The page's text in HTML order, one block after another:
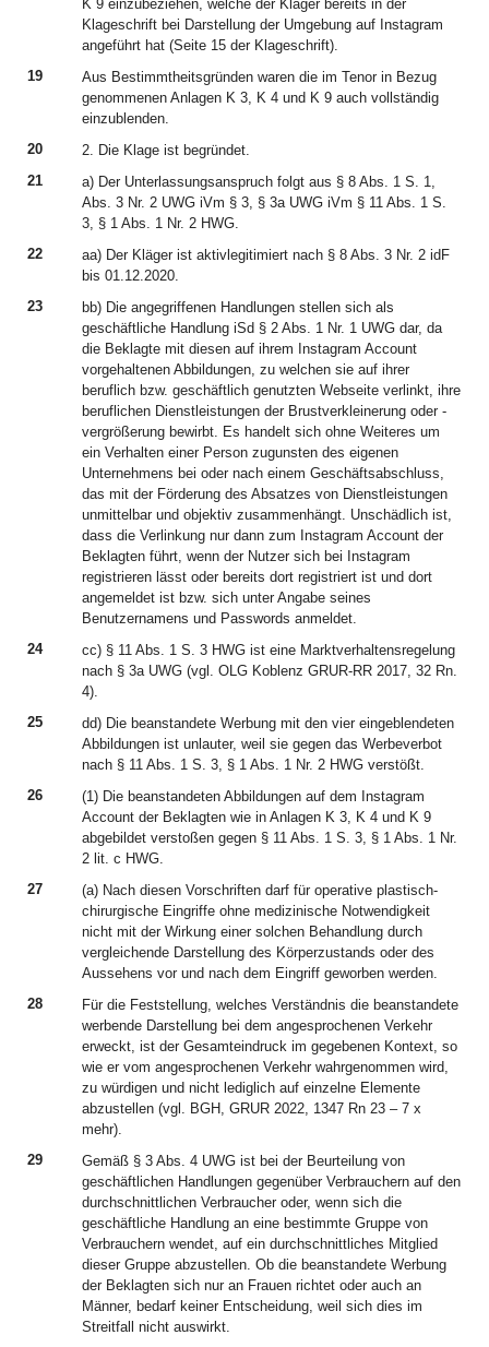
K 9 einzubeziehen, welche der Kläger bereits in der
Klageschrift bei Darstellung der Umgebung auf Instagram
angeführt hat (Seite 15 der Klageschrift).
19
Aus Bestimmtheitsgründen waren die im Tenor in Bezug
genommenen Anlagen K 3, K 4 und K 9 auch vollständig
einzublenden.
20
2. Die Klage ist begründet.
21
a) Der Unterlassungsanspruch folgt aus § 8 Abs. 1 S. 1,
Abs. 3 Nr. 2 UWG iVm § 3, § 3a UWG iVm § 11 Abs. 1 S.
3, § 1 Abs. 1 Nr. 2 HWG.
22
aa) Der Kläger ist aktivlegitimiert nach § 8 Abs. 3 Nr. 2 idF
bis 01.12.2020.
23
bb) Die angegriffenen Handlungen stellen sich als
geschäftliche Handlung iSd § 2 Abs. 1 Nr. 1 UWG dar, da
die Beklagte mit diesen auf ihrem Instagram Account
vorgehaltenen Abbildungen, zu welchen sie auf ihrer
beruflich bzw. geschäftlich genutzten Webseite verlinkt, ihre
beruflichen Dienstleistungen der Brustverkleinerung oder -
vergrößerung bewirbt. Es handelt sich ohne Weiteres um
ein Verhalten einer Person zugunsten des eigenen
Unternehmens bei oder nach einem Geschäftsabschluss,
das mit der Förderung des Absatzes von Dienstleistungen
unmittelbar und objektiv zusammenhängt. Unschädlich ist,
dass die Verlinkung nur dann zum Instagram Account der
Beklagten führt, wenn der Nutzer sich bei Instagram
registrieren lässt oder bereits dort registriert ist und dort
angemeldet ist bzw. sich unter Angabe seines
Benutzernamens und Passwords anmeldet.
24
cc) § 11 Abs. 1 S. 3 HWG ist eine Marktverhaltensregelung
nach § 3a UWG (vgl. OLG Koblenz GRUR-RR 2017, 32 Rn.
4).
25
dd) Die beanstandete Werbung mit den vier eingeblendeten
Abbildungen ist unlauter, weil sie gegen das Werbeverbot
nach § 11 Abs. 1 S. 3, § 1 Abs. 1 Nr. 2 HWG verstößt.
26
(1) Die beanstandeten Abbildungen auf dem Instagram
Account der Beklagten wie in Anlagen K 3, K 4 und K 9
abgebildet verstoßen gegen § 11 Abs. 1 S. 3, § 1 Abs. 1 Nr.
2 lit. c HWG.
27
(a) Nach diesen Vorschriften darf für operative plastisch-
chirurgische Eingriffe ohne medizinische Notwendigkeit
nicht mit der Wirkung einer solchen Behandlung durch
vergleichende Darstellung des Körperzustands oder des
Aussehens vor und nach dem Eingriff geworben werden.
28
Für die Feststellung, welches Verständnis die beanstandete
werbende Darstellung bei dem angesprochenen Verkehr
erweckt, ist der Gesamteindruck im gegebenen Kontext, so
wie er vom angesprochenen Verkehr wahrgenommen wird,
zu würdigen und nicht lediglich auf einzelne Elemente
abzustellen (vgl. BGH, GRUR 2022, 1347 Rn 23 – 7 x
mehr).
29
Gemäß § 3 Abs. 4 UWG ist bei der Beurteilung von
geschäftlichen Handlungen gegenüber Verbrauchern auf den
durchschnittlichen Verbraucher oder, wenn sich die
geschäftliche Handlung an eine bestimmte Gruppe von
Verbrauchern wendet, auf ein durchschnittliches Mitglied
dieser Gruppe abzustellen. Ob die beanstandete Werbung
der Beklagten sich nur an Frauen richtet oder auch an
Männer, bedarf keiner Entscheidung, weil sich dies im
Streitfall nicht auswirkt.